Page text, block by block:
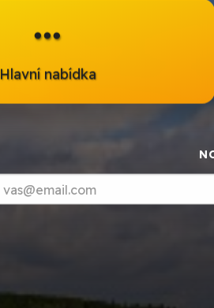
Hlavní nabídka